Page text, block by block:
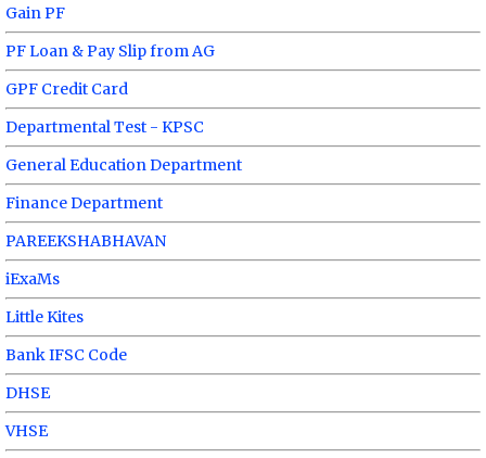
Gain PF
PF Loan & Pay Slip from AG
GPF Credit Card
Departmental Test - KPSC
General Education Department
Finance Department
PAREEKSHABHAVAN
iExaMs
Little Kites
Bank IFSC Code
DHSE
VHSE